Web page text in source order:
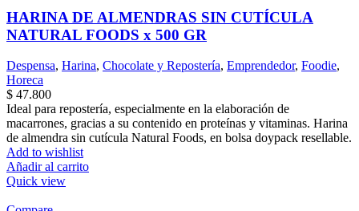
HARINA DE ALMENDRAS SIN CUTÍCULA
NATURAL FOODS x 500 GR
Despensa, Harina, Chocolate y Repostería, Emprendedor, Foodie,
Horeca
$ 47.800
Ideal para repostería, especialmente en la elaboración de
macarrones, gracias a su contenido en proteínas y vitaminas. Harina
de almendra sin cutícula Natural Foods, en bolsa doypack resellable.
Add to wishlist
Añadir al carrito
Quick view